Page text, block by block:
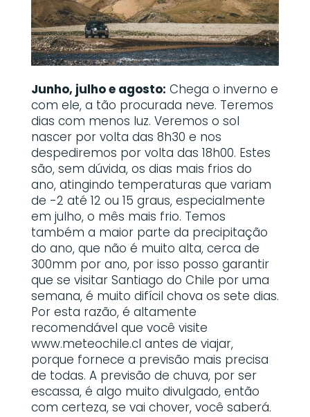
Junho, julho e agosto: Chega o inverno e
com ele, a tão procurada neve. Teremos
dias com menos luz. Veremos o sol
nascer por volta das 8h30 e nos
despediremos por volta das 18h00. Estes
são, sem dúvida, os dias mais frios do
ano, atingindo temperaturas que variam
de -2 até 12 ou 15 graus, especialmente
em julho, o mês mais frio. Temos
também a maior parte da precipitação
do ano, que não é muito alta, cerca de
300mm por ano, por isso posso garantir
que se visitar Santiago do Chile por uma
semana, é muito difícil chova os sete dias.
Por esta razão, é altamente
recomendável que você visite
www.meteochile.cl antes de viajar,
porque fornece a previsão mais precisa
de todas. A previsão de chuva, por ser
escassa, é algo muito divulgado, então
com certeza, se vai chover, você saberá.